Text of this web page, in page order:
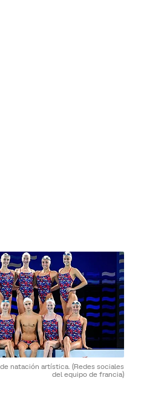
natación artística. (Redes sociales
del equipo de francia)